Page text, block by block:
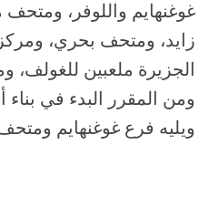
غوغنهايم واللوفر،
زايد، ومتحف بحري،
ويليه فرع غوغنهايم